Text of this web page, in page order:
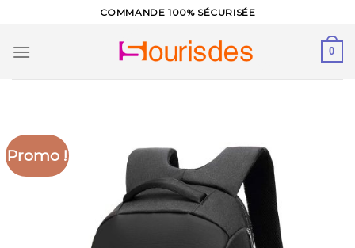
content
COMMANDE 100% SÉCURISÉE
0
Promo !